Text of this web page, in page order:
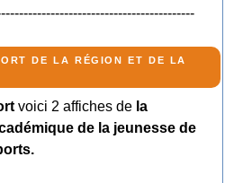
de la région et de la
voici 2 affiches dela
de la jeunesse de